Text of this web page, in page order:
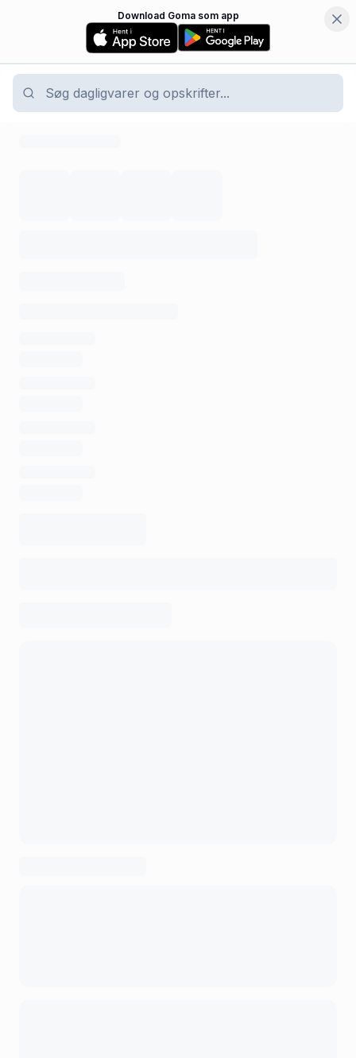
Download Goma som app